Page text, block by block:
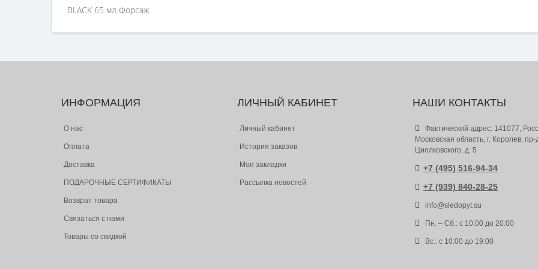
BLACK 65 мл Форсаж
ИНФОРМАЦИЯ
О нас
Оплата
Доставка
ПОДАРОЧНЫЕ СЕРТИФИКАТЫ
Возврат товара
Связаться с нами
Товары со скидкой
ЛИЧНЫЙ КАБИНЕТ
Личный кабинет
История заказов
Мои закладки
Рассылка новостей
НАШИ КОНТАКТЫ
Фактический адрес: 141077,
Московская область, г. Королев, пр-
Циолковского, д. 5
+7 (495) 516-94-34
+7 (939) 840-28-25
info@sledopyt.su
Пн. – Сб.: с 10:00 до 20:00
Вс.: с 10:00 до 19:00